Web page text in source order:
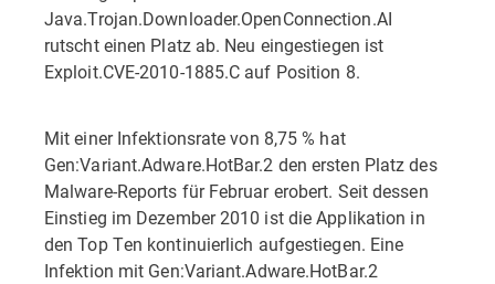
Java.Trojan.Downloader.OpenConnection.AI
rutscht einen Platz ab. Neu eingestiegen ist
Exploit.CVE-2010-1885.C auf Position 8.
Mit einer Infektionsrate von 8,75 % hat
Gen:Variant.Adware.HotBar.2 den ersten Platz des
Malware-Reports für Februar erobert. Seit dessen
Einstieg im Dezember 2010 ist die Applikation in
den Top Ten kontinuierlich aufgestiegen. Eine
Infektion mit Gen:Variant.Adware.HotBar.2